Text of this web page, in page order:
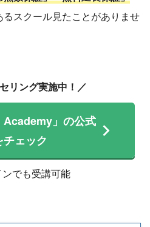
スクール見たことがありませ
リング実施中！／
」の公式
ェック
でも受講可能